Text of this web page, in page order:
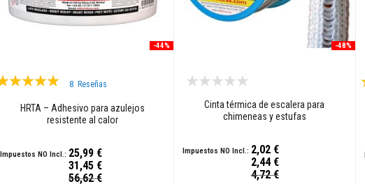
-44%
Valoración:
8 Reseñas
HRTA – Adhesivo para azulejos
resistente al calor
31,45 €
25,99 €
56,62 €
-48%
Cinta térmica de escalera para
chimeneas y estufas
2,44 €
2,02 €
4,72 €